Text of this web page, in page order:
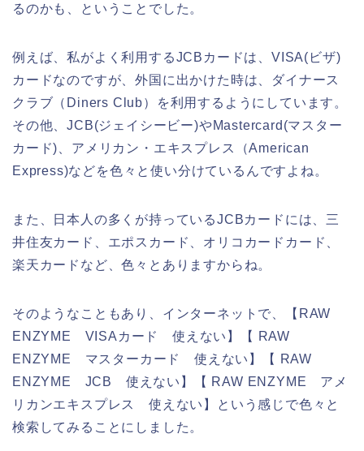
るのかも、ということでした。
例えば、私がよく利用するJCBカードは、VISA(ビザ)
カードなのですが、外国に出かけた時は、ダイナース
クラブ（Diners Club）を利用するようにしています。
その他、JCB(ジェイシービー)やMastercard(マスター
カード)、アメリカン・エキスプレス（American
Express)などを色々と使い分けているんですよね。
また、日本人の多くが持っているJCBカードには、三
井住友カード、エポスカード、オリコカードカード、
楽天カードなど、色々とありますからね。
そのようなこともあり、インターネットで、【RAW
ENZYME VISAカード 使えない】【 RAW
ENZYME マスターカード 使えない】【 RAW
ENZYME JCB 使えない】【 RAW ENZYME アメ
リカンエキスプレス 使えない】という感じで色々と
検索してみることにしました。